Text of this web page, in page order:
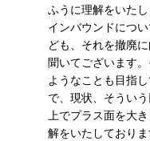
ふうに理解をいたし
インバウンドにつ
ども、それを撤廃
聞いてございます
ようなことも目指
で、現状、そうい
上でプラス面を大
解をいたしておりま